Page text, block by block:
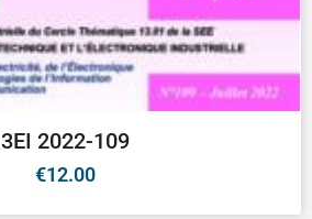
3EI 2022-109
€12.00